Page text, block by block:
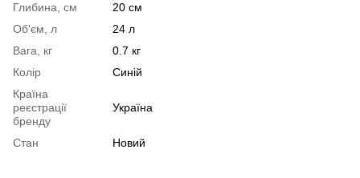
Глибина, см
20 см
Об'єм, л
24 л
Вага, кг
0.7 кг
Колір
Синій
Країна
реєстрації
бренду
Україна
Стан Новий